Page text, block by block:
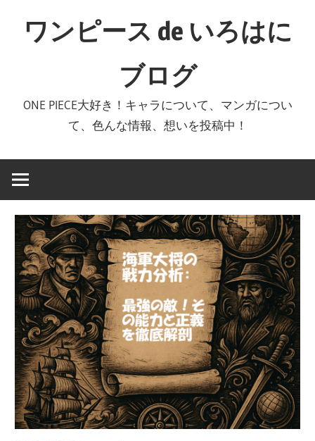
ワンピース de いろはに
ブログ
ONE PIECE大好き！キャラについて、マンガについ
て、色んな情報、想いを投稿中！